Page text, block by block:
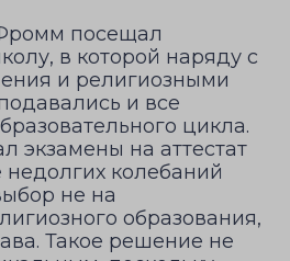
посещал
в которой наряду с
и религиозными
и все
цикла.
экзамены на аттестат
недолгих колебаний
не на
образования,
Такое решение не